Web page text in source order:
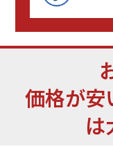
価格が安
は